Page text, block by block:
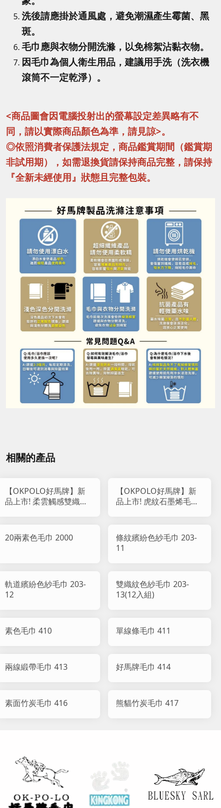
洗後請應掛於通風處，避免潮濕產生霉菌、黑
斑。
毛巾應與衣物分開洗滌，以免棉絮沾黏衣物。
因毛巾為個人衛生用品，建議用手洗（洗衣機
滾筒不一定乾淨）。
<商品圖會因電腦投射出的螢幕設定差異略有不
同，請以實際商品顏色為準，請見諒>。
◎依照消費者保護法規定，商品鑑賞期間（鑑賞期
非試用期），如需退換貨請保持商品完整，請保持
『全新未經使用』狀態且完整包裝。
相關的產品
【OKPOLO好馬牌】新
品上市! 柔雲觸感雙織紋
【OKPOLO好馬牌】新
品上市! 虎紋石墨烯毛巾
20兩素色毛巾 2000
條紋繽紛色紗毛巾 203-
11
軌道繽紛色紗毛巾 203-
12
雙織紋色紗毛巾 203-
13(12入組)
素色毛巾 410 單線條毛巾 411
兩線緞帶毛巾 413 好馬牌毛巾 414
素面竹炭毛巾 416 熊貓竹炭毛巾 417